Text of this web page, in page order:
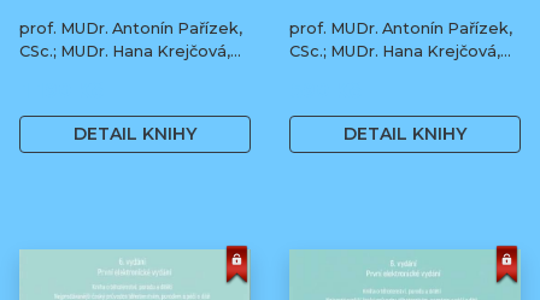
prof. MUDr. Antonín Pařízek,
CSc.; MUDr. Hana Krejčová,
Tomáš Honzík, Ph.D. a kol.
DETAIL KNIHY
prof. MUDr. Antonín Pařízek,
CSc.; MUDr. Hana Krejčová,
DETAIL KNIHY